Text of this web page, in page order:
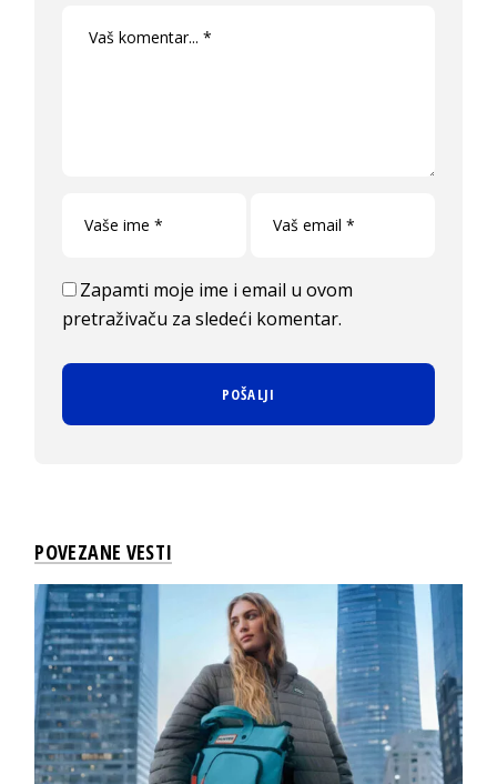
Zapamti moje ime i email u ovom
pretraživaču za sledeći komentar.
POVEZANE VESTI